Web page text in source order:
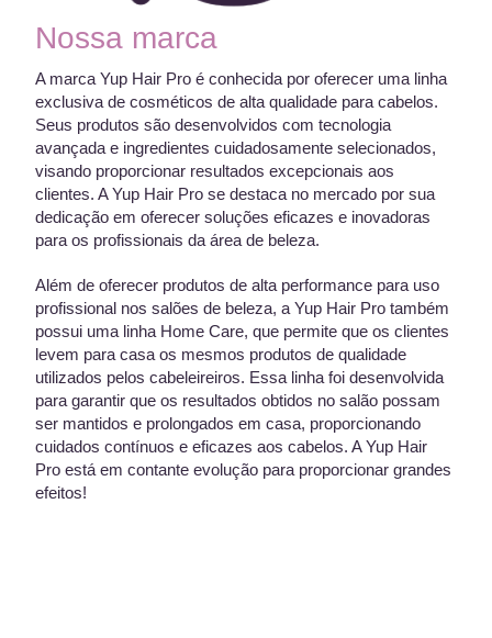
Nossa marca
A marca Yup Hair Pro é conhecida por oferecer uma linha
exclusiva de cosméticos de alta qualidade para cabelos.
Seus produtos são desenvolvidos com tecnologia
avançada e ingredientes cuidadosamente selecionados,
visando proporcionar resultados excepcionais aos
clientes. A Yup Hair Pro se destaca no mercado por sua
dedicação em oferecer soluções eficazes e inovadoras
para os profissionais da área de beleza.
Além de oferecer produtos de alta performance para uso
profissional nos salões de beleza, a Yup Hair Pro também
possui uma linha Home Care, que permite que os clientes
levem para casa os mesmos produtos de qualidade
utilizados pelos cabeleireiros. Essa linha foi desenvolvida
para garantir que os resultados obtidos no salão possam
ser mantidos e prolongados em casa, proporcionando
cuidados contínuos e eficazes aos cabelos. A Yup Hair
Pro está em contante evolução para proporcionar grandes
efeitos!